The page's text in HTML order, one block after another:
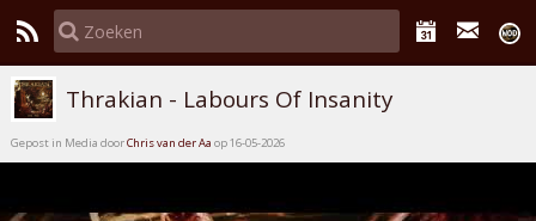
Thrakian - Labours Of Insanity
Gepost in Media doorChris van der Aa op 16-05-2026